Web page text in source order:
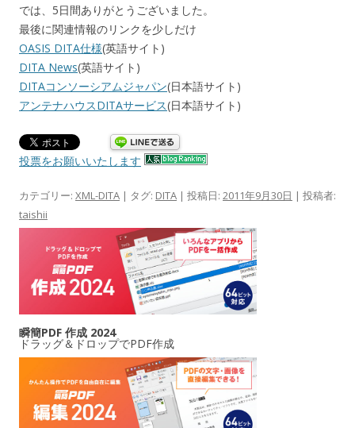
では、5日間ありがとうございました。
最後に関連情報のリンクを少しだけ
OASIS DITA仕様(英語サイト)
DITA News(英語サイト)
DITAコンソーシアムジャパン(日本語サイト)
アンテナハウスDITAサービス(日本語サイト)
投票をお願いいたします
カテゴリー: XML-DITA | タグ: DITA | 投稿日: 2011年9月30日 | 投稿者:
taishii
瞬簡PDF 作成 2024
ドラッグ＆ドロップでPDF作成